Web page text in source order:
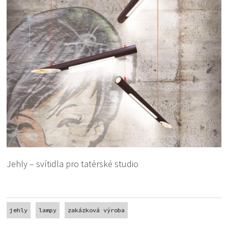
Jehly – svítidla pro tatérské studio
jehly lampy zakázková výroba